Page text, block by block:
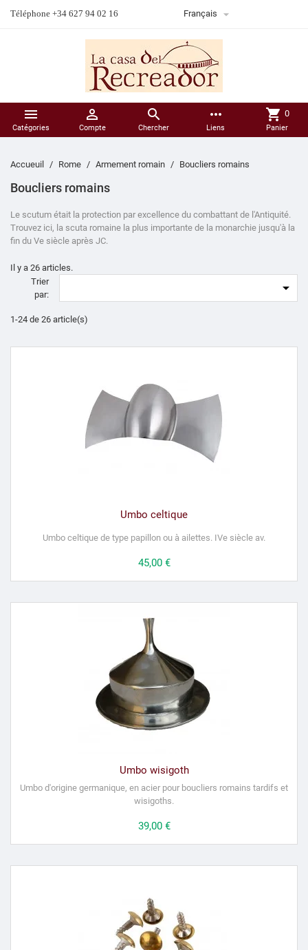
Téléphone +34 627 94 02 16 Français 

Catégories

Compte

Chercher
more_horiz
Liens
shopping_cart 0
Panier
Accueuil Rome Armement romain Boucliers romains
Boucliers romains
Le scutum était la protection par excellence du combattant de l'Antiquité.
Trouvez ici, la scuta romaine la plus importante de la monarchie jusqu'à la
fin du Ve siècle après JC.
Il y a 26 articles.
Trier
par:

1-24 de 26 article(s)
Umbo celtique
Umbo celtique de type papillon ou à ailettes. IVe siècle av.
Prix
45,00 €
Umbo wisigoth
Umbo d'origine germanique, en acier pour boucliers romains tardifs et
wisigoths.
Prix
39,00 €